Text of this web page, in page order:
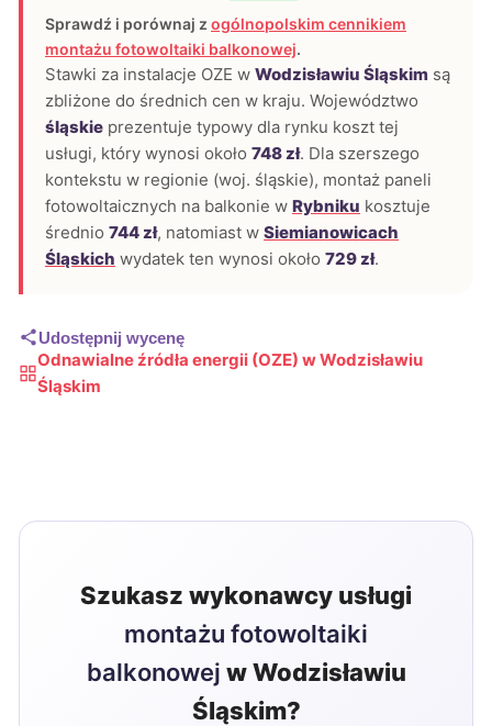
Sprawdź i porównaj z ogólnopolskim cennikiem
montażu fotowoltaiki balkonowej.
Stawki za instalacje OZE w Wodzisławiu Śląskim są
zbliżone do średnich cen w kraju. Województwo
śląskie prezentuje typowy dla rynku koszt tej
usługi, który wynosi około 748 zł. Dla szerszego
kontekstu w regionie (woj. śląskie), montaż paneli
fotowoltaicznych na balkonie w Rybniku kosztuje
średnio 744 zł, natomiast w Siemianowicach
Śląskich wydatek ten wynosi około 729 zł.
Udostępnij wycenę
Odnawialne źródła energii (OZE) w Wodzisławiu
Śląskim
Szukasz wykonawcy usługi
montażu fotowoltaiki
balkonowej w Wodzisławiu
Śląskim?